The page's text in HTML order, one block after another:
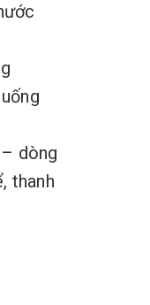
dòng
thanh